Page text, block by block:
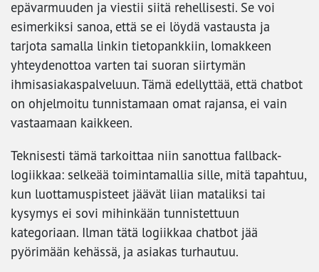
epävarmuuden ja viestii siitä rehellisesti. Se voi
esimerkiksi sanoa, että se ei löydä vastausta ja
tarjota samalla linkin tietopankkiin, lomakkeen
yhteydenottoa varten tai suoran siirtymän
ihmisasiakaspalveluun. Tämä edellyttää, että chatbot
on ohjelmoitu tunnistamaan omat rajansa, ei vain
vastaamaan kaikkeen.
Teknisesti tämä tarkoittaa niin sanottua fallback-
logiikkaa: selkeää toimintamallia sille, mitä tapahtuu,
kun luottamuspisteet jäävät liian mataliksi tai
kysymys ei sovi mihinkään tunnistettuun
kategoriaan. Ilman tätä logiikkaa chatbot jää
pyörimään kehässä, ja asiakas turhautuu.